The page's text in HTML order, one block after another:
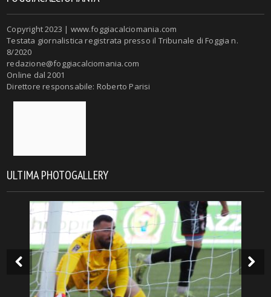
Copyright 2023 | www.foggiacalciomania.com
Testata giornalistica registrata presso il Tribunale di Foggia n.
8/2020
redazione@foggiacalciomania.com
Online dal 2001
Direttore responsabile: Roberto Parisi
ULTIMA PHOTOGALLERY